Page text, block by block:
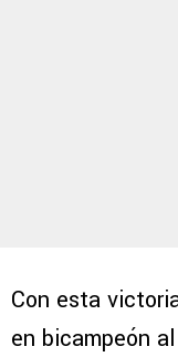
Con esta
en bicampeón